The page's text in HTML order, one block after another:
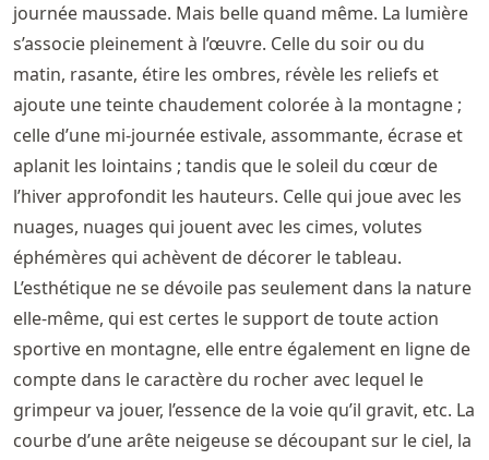
journée maussade. Mais belle quand même. La lumière
s’associe pleinement à l’œuvre. Celle du soir ou du
matin, rasante, étire les ombres, révèle les reliefs et
ajoute une teinte chaudement colorée à la montagne ;
celle d’une mi-journée estivale, assommante, écrase et
aplanit les lointains ; tandis que le soleil du cœur de
l’hiver approfondit les hauteurs. Celle qui joue avec les
nuages, nuages qui jouent avec les cimes, volutes
éphémères qui achèvent de décorer le tableau.
L’esthétique ne se dévoile pas seulement dans la nature
elle-même, qui est certes le support de toute action
sportive en montagne, elle entre également en ligne de
compte dans le caractère du rocher avec lequel le
grimpeur va jouer, l’essence de la voie qu’il gravit, etc. La
courbe d’une arête neigeuse se découpant sur le ciel, la